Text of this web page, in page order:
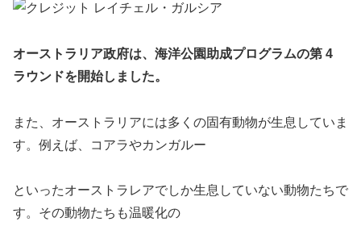
オーストラリア政府は、海洋公園助成プログラムの第 4
ラウンドを開始しました。
また、オーストラリアには多くの固有動物が生息していま
す。例えば、コアラやカンガルー
といったオーストラレアでしか生息していない動物たちで
す。その動物たちも温暖化の